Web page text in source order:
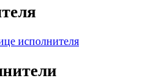
исполнителя